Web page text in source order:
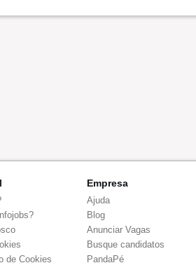
de Cookies
Empresa
Ajuda
Blog
Anunciar Vagas
Busque candidatos
PandaPé